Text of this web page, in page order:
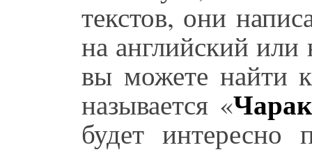
текстов, они
на английский
вы можете найти
называется «
будет интересно